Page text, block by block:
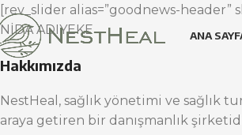
ANA
[rev_slider alias=”goodnews-
NİDA ADIYEKE
Hakkımızda
NestHeal, sağlık yönetimi ve
araya getiren bir danışmanlık